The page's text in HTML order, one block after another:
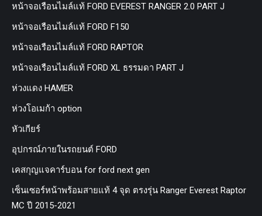
หน้าจอเรือนไมล์แท้ FORD EVEREST RANGER 2.0 PART J
หน้าจอเรือนไมล์แท้ FORD F150
หน้าจอเรือนไมล์แท้ FORD RAPTOR
หน้าจอเรือนไมล์แท้ FORD XL ธรรมดา PART J
ห่วงแดง HAMER
ห่วงโอเมก้า option
หัวเกียร์
อุปกรณ์ภายในรถยนต์ FORD
เคสกุญแจคาร์บอน for ford next gen
เซ็นเซอร์หน้าพร้อมสายแท้ 4 จุด ตรงรุ่น Ranger Everest Raptor
MC ปี 2015-2021